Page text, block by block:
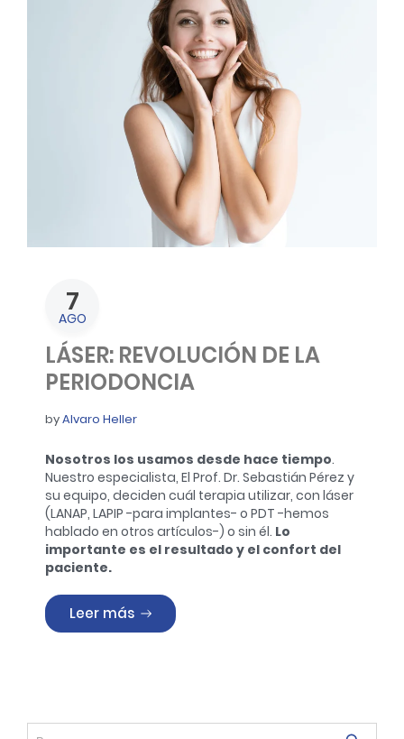
7
AGO
LÁSER: REVOLUCIÓN DE LA
PERIODONCIA
byAlvaro Heller
Nosotros los usamos desde hace tiempo.
Nuestro especialista, El Prof. Dr. Sebastián Pérez y
su equipo, deciden cuál terapia utilizar, con láser
(LANAP, LAPIP -para implantes- o PDT -hemos
hablado en otros artículos-) o sin él. Lo
importante es el resultado y el confort del
paciente.
Leer más«LÁSER: REVOLUCIÓN DE LA